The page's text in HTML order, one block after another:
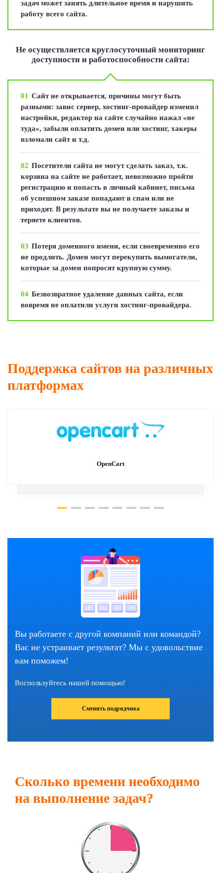
задач может занять длительное время и нарушить
работу всего сайта.
Не осуществляется круглосуточный мониторинг
доступности и работоспособности сайта:
01 Сайт не открывается, причины могут быть
разными: завис сервер, хостинг-провайдер изменил
настройки, редактор на сайте случайно нажал «не
туда», забыли оплатить домен или хостинг, хакеры
взломали сайт и т.д.
02 Посетители сайта не могут сделать заказ, т.к.
корзина на сайте не работает, невозможно пройти
регистрацию и попасть в личный кабинет, письма
об успешном заказе попадают в спам или не
приходят. В результате вы не получаете заказы и
теряете клиентов.
03 Потеря доменного имени, если своевременно его
не продлить. Домен могут перекупить вымогатели,
которые за домен попросят крупную сумму.
04 Безвозвратное удаление данных сайта, если
вовремя не оплатили услуги хостинг-провайдера.
Поддержка сайтов на различных
платформах
OpenCart
Вы работаете с другой компаний или командой?
Вас не устраивает результат? Мы с удовольствие
вам поможем!
Воспользуйтесь нашей помощью!
Сменить подрядчика
Сколько времени необходимо
на выполнение задач?